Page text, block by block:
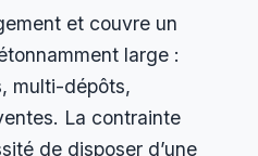
et couvre un
large :
multi-dépôts,
La contrainte
de disposer d’une